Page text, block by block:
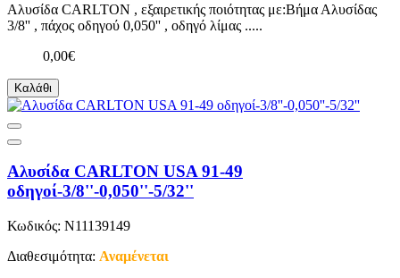
Αλυσίδα CARLTON , εξαιρετικής ποιότητας με:Βήμα Αλυσίδας
3/8'' , πάχος οδηγού 0,050'' , οδηγό λίμας .....
0,00€
Καλάθι
Αλυσίδα CARLTON USA 91-49
οδηγοί-3/8''-0,050''-5/32''
Κωδικός: N11139149
Διαθεσιμότητα: Αναμένεται